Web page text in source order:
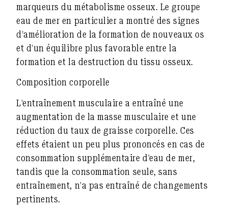
marqueurs du métabolisme osseux. Le groupe
eau de mer en particulier a montré des signes
d’amélioration de la formation de nouveaux os
et d’un équilibre plus favorable entre la
formation et la destruction du tissu osseux.
Composition corporelle
L’entraînement musculaire a entraîné une
augmentation de la masse musculaire et une
réduction du taux de graisse corporelle. Ces
effets étaient un peu plus prononcés en cas de
consommation supplémentaire d’eau de mer,
tandis que la consommation seule, sans
entraînement, n’a pas entraîné de changements
pertinents.